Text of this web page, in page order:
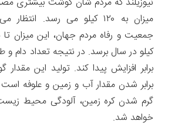
میزان به ۱۲۰ کیلو می رسد.
کیلو در سال برسد. در نتیجه تعداد دام و
برابر افزایش پیدا کند. تولید این
برابر شدن مقدار آب و زمین و علوفه
گرم شدن کره زمین، آلودگی محیط
خواهد شد.